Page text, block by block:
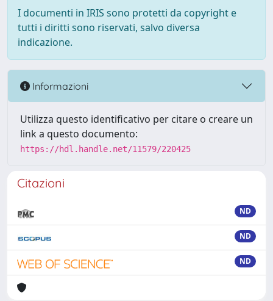
I documenti in IRIS sono protetti da copyright e
tutti i diritti sono riservati, salvo diversa
indicazione.
Informazioni
Utilizza questo identificativo per citare o creare un
link a questo documento:
https://hdl.handle.net/11579/220425
Citazioni
ND
ND
ND